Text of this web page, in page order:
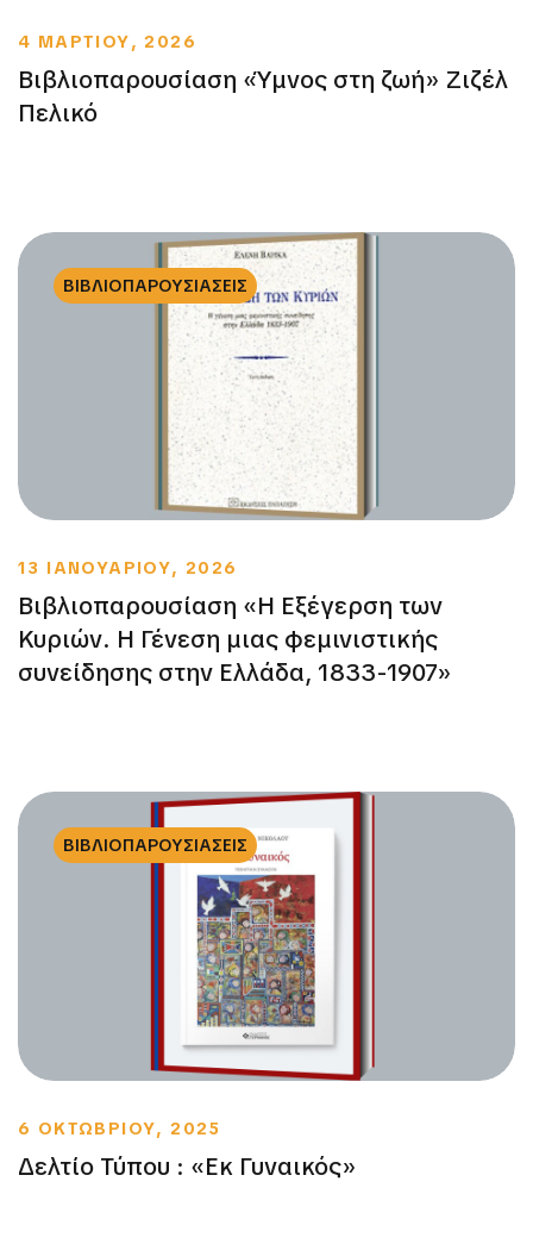
4 ΜΑΡΤΙΟΥ, 2026
Βιβλιοπαρουσίαση «Ύμνος στη ζωή» Ζιζέλ
Πελικό
ΒΙΒΛΙΟΠΑΡΟΥΣΙΑΣΕΙΣ
13 ΙΑΝΟΥΑΡΙΟΥ, 2026
Βιβλιοπαρουσίαση «Η Εξέγερση των
Κυριών. Η Γένεση μιας φεμινιστικής
συνείδησης στην Ελλάδα, 1833-1907»
ΒΙΒΛΙΟΠΑΡΟΥΣΙΑΣΕΙΣ
6 ΟΚΤΩΒΡΙΟΥ, 2025
Δελτίο Τύπου : «Εκ Γυναικός»